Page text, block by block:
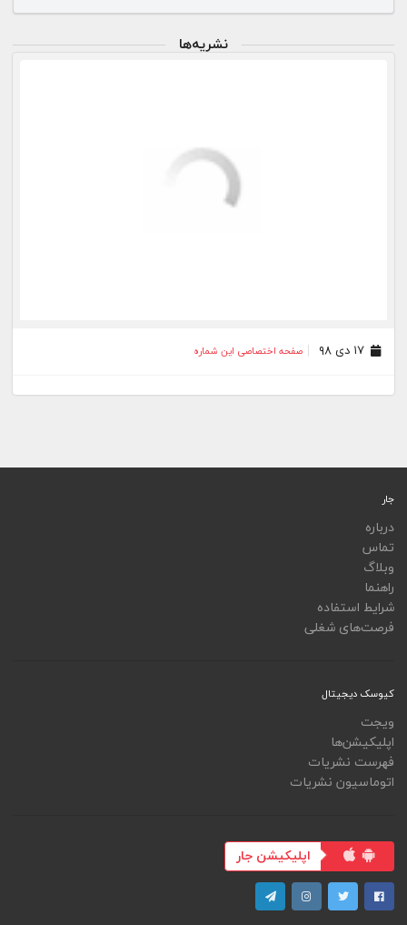
نشریه‌ها
۱۷ دی ۹۸ صفحه اختصاصی این شماره
جار
درباره
تماس
وبلاگ
راهنما
شرایط استفاده
فرصت‌های شغلی
کیوسک دیجیتال
ویجت
اپلیکیشن‌ها
فهرست نشریات
اتوماسیون نشریات
اپلیکیشن جار